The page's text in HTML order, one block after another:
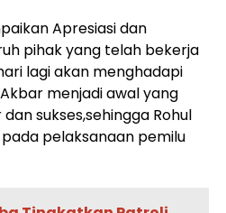
Apresiasi dan
pihak yang telah bekerja
lagi akan menghadapi
menjadi awal yang
sukses,sehingga Rohul
pelaksanaan pemilu